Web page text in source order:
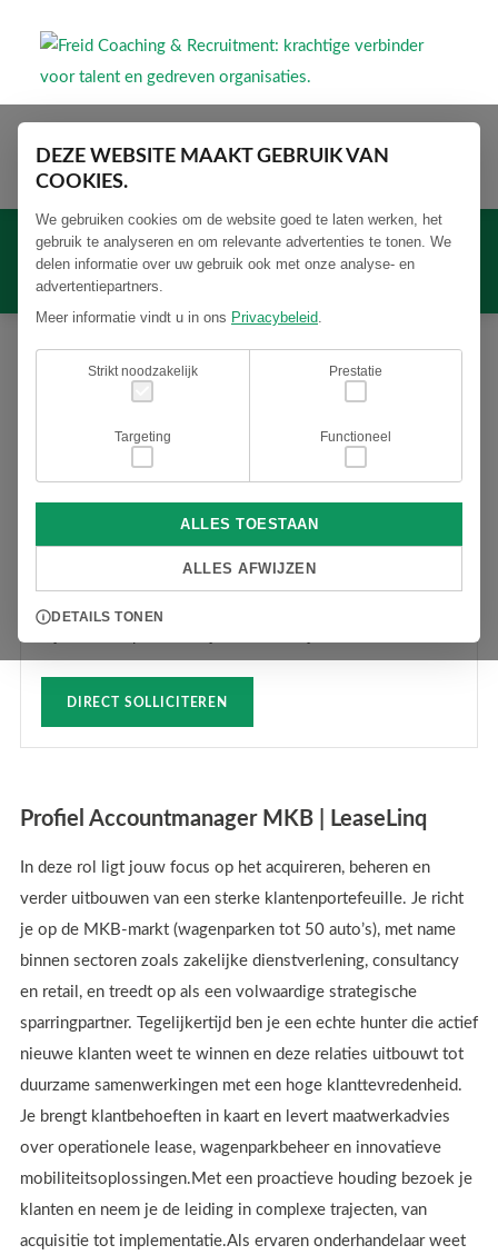
ACCOUNTMANAGER MKB | LEASELINQ
Leaselinq B.V.
Ben jij toe aan jouw volgende uitdaging? En ben jij met
organisatie verder aan te jagen? En weet jij als geen
ander hoe je de portefeuilles in het midden- en
verder uitbouwt? Wil jij echt impact maken en gaan
werken in een dynamisch en enthousiast team van
DIRECT SOLLICITEREN
Profiel Accountmanager MKB | LeaseLinq
In deze rol ligt jouw focus op het acquireren, beheren en
verder uitbouwen van een sterke klantenportefeuille. Je richt
je op de MKB-markt (wagenparken tot 50 auto’s), met name
binnen sectoren zoals zakelijke dienstverlening, consultancy
en retail, en treedt op als een volwaardige strategische
sparringpartner. Tegelijkertijd ben je een echte hunter die actief
nieuwe klanten weet te winnen en deze relaties uitbouwt tot
duurzame samenwerkingen met een hoge klanttevredenheid.
Je brengt klantbehoeften in kaart en levert maatwerkadvies
over operationele lease, wagenparkbeheer en innovatieve
mobiliteitsoplossingen.Met een proactieve houding bezoek je
klanten en neem je de leiding in complexe trajecten, van
acquisitie tot implementatie.Als ervaren onderhandelaar weet
DEZE WEBSITE MAAKT GEBRUIK VAN
COOKIES.
We gebruiken cookies om de website goed te laten werken, het
gebruik te analyseren en om relevante advertenties te tonen. We
delen informatie over uw gebruik ook met onze analyse- en
advertentiepartners.
Meer informatie vindt u in ons Privacybeleid.
Strikt noodzakelijk Prestatie
Targeting Functioneel
ALLES TOESTAAN
ALLES AFWIJZEN
DETAILS TONEN